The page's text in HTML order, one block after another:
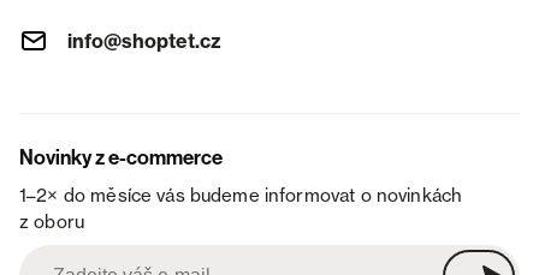
info@shoptet.cz
Novinky z e-commerce
1–2× do měsíce vás budeme informovat o novinkách
z oboru